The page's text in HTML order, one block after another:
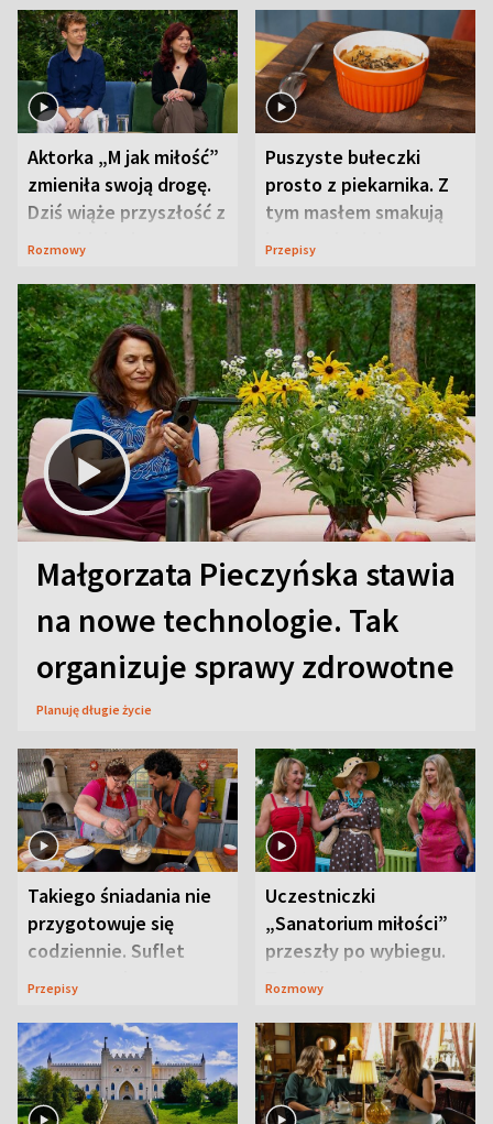
Aktorka „M jak miłość”
zmieniła swoją drogę.
Dziś wiąże przyszłość z
neurobiologią
Rozmowy
Puszyste bułeczki
prosto z piekarnika. Z
tym masłem smakują
jeszcze lepiej
Przepisy
Małgorzata Pieczyńska stawia
na nowe technologie. Tak
organizuje sprawy zdrowotne
Planuję długie życie
Takiego śniadania nie
przygotowuje się
codziennie. Suflet
serowy zachwyca
Przepisy
Uczestniczki
„Sanatorium miłości”
przeszły po wybiegu.
Te stylizacje
Rozmowy